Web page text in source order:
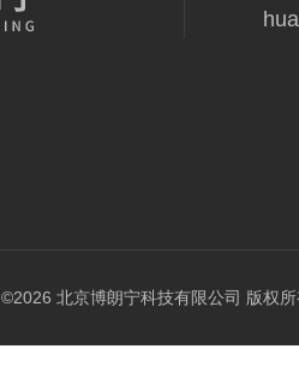
©2026 北京博朗宁科技有限公司 版权